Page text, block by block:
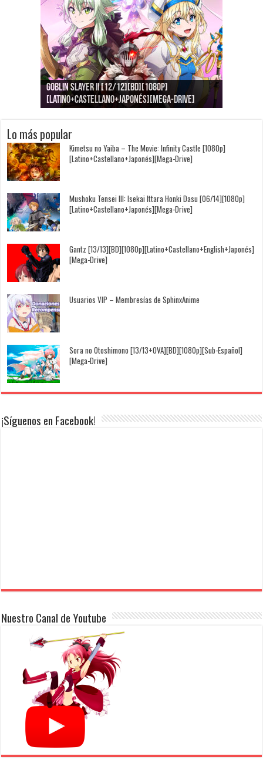
Goblin Slayer II [12/12][BD][1080p]
[Latino+Castellano+Japonés][Mega-Drive]
Jujutsu Kaisen: Kaigyoku/Gyokusetsu [1080p]
[Latino+Japonés][Mega-Drive]
Kimi to, Nami ni Noretara [BD][1080p]
[Latino+Castellano+Japonés][Mega-Drive]
Nukitashi the Animation [11/11+OVAS][BD]
[1080p][Sub-Español][Mega-Drive]
Kimi wa Houkago Insomnia [13/13][BD][1080p]
[Castellano+English+Japonés][Mega-Drive]
Getsuyoubi no Tawawa [12/12+Especiales][BD]
[1080p][Sub-Español][Mega-Drive]
Lo más popular
Kimetsu no Yaiba – The Movie: Infinity Castle [1080p]
[Latino+Castellano+Japonés][Mega-Drive]
Mushoku Tensei III: Isekai Ittara Honki Dasu [06/14][1080p]
[Latino+Castellano+Japonés][Mega-Drive]
Gantz [13/13][BD][1080p][Latino+Castellano+English+Japonés]
[Mega-Drive]
Usuarios VIP – Membresías de SphinxAnime
Sora no Otoshimono [13/13+OVA][BD][1080p][Sub-Español]
[Mega-Drive]
¡Síguenos en Facebook!
Nuestro Canal de Youtube